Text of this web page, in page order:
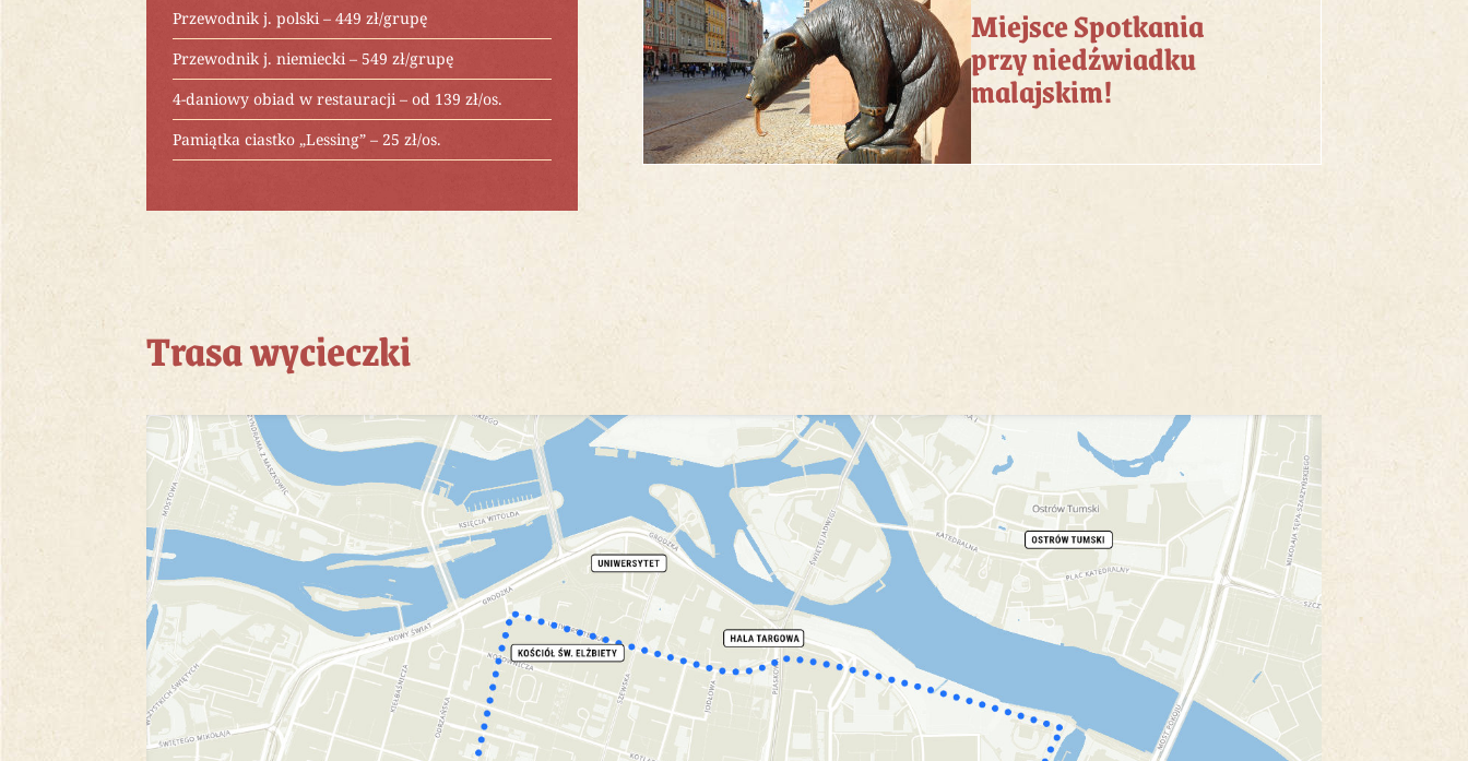
Przewodnik j. polski – 449 zł/grupę
Przewodnik j. niemiecki – 549 zł/grupę
4-daniowy obiad w restauracji – od 139 zł/os.
Pamiątka ciastko „Lessing” – 25 zł/os.
Miejsce Spotkania
przy niedźwiadku
malajskim!
Trasa wycieczki